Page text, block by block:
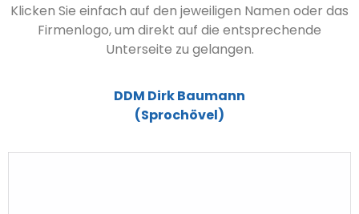
Klicken Sie einfach auf den jeweiligen Namen oder das
Firmenlogo, um direkt auf die entsprechende
Unterseite zu gelangen.
DDM Dirk Baumann
(Sprochövel)